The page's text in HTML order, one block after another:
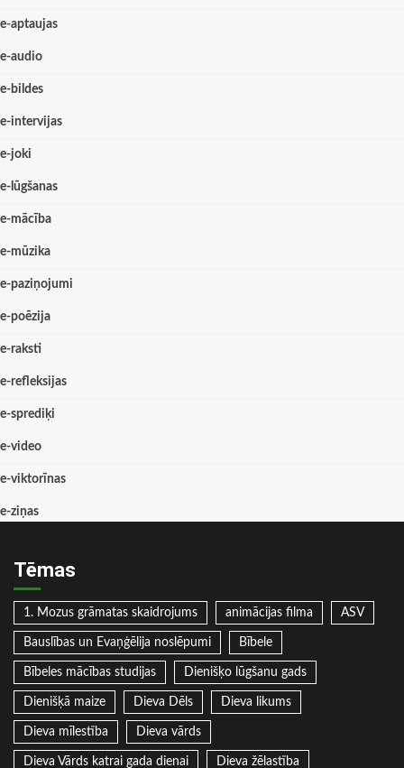
e-aptaujas
e-audio
e-bildes
e-intervijas
e-joki
e-lūgšanas
e-mācība
e-mūzika
e-paziņojumi
e-poēzija
e-raksti
e-refleksijas
e-sprediķi
e-video
e-viktorīnas
e-ziņas
Tēmas
1. Mozus grāmatas skaidrojums animācijas filma ASV
Bauslības un Evaņģēlija noslēpumi Bībele
Bībeles mācības studijas Dienišķo lūgšanu gads
Dienišķā maize Dieva Dēls Dieva likums
Dieva mīlestība Dieva vārds
Dieva Vārds katrai gada dienai Dieva žēlastība